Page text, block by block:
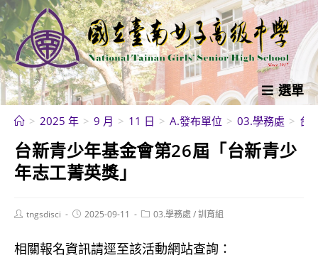
跳
轉
至
主
要
內
選單
> 2025 年 > 9 月 > 11 日 > A.發布單位 > 03.學務處 > 台
台新青少年基金會第26屆「台新青少
年志工菁英獎」
Posttngsdisci
Post2025-09-11
Post03.學務處 /訓育組
相關報名資訊請逕至該活動網站查詢：